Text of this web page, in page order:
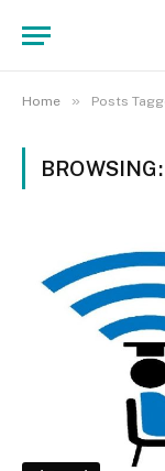
Home » Posts
BROWSING: